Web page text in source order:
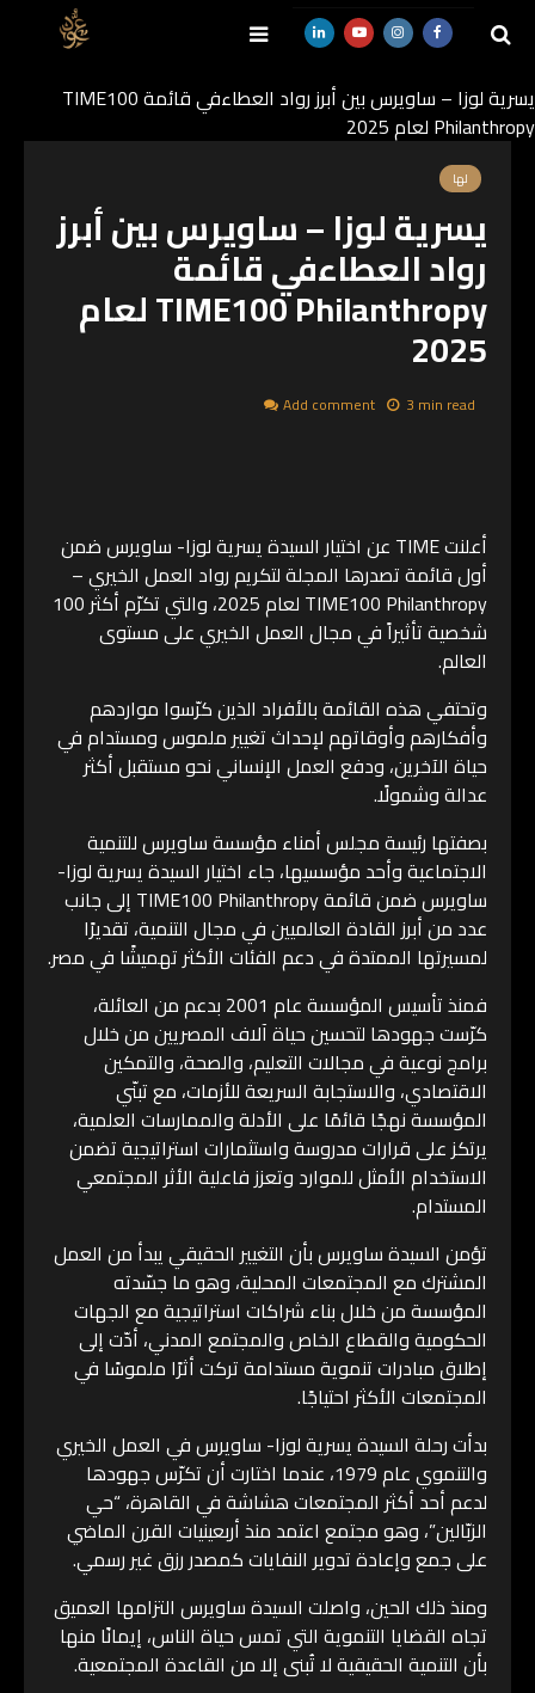
يسرية لوزا – ساويرس بين أبرز رواد العطاءفي قائمة TIME100
Philanthropy لعام 2025
لها
يسرية لوزا – ساويرس بين أبرز
رواد العطاءفي قائمة
TIME100 Philanthropy لعام
2025
3 min read
Add comment
أعلنت TIME عن اختيار السيدة يسرية لوزا- ساويرس ضمن
أول قائمة تصدرها المجلة لتكريم رواد العمل الخيري –
TIME100 Philanthropy لعام 2025، والتي تكرّم أكثر 100
شخصية تأثيراً في مجال العمل الخيري على مستوى
العالم.
وتحتفي هذه القائمة بالأفراد الذين كرّسوا مواردهم
وأفكارهم وأوقاتهم لإحداث تغيير ملموس ومستدام في
حياة الآخرين، ودفع العمل الإنساني نحو مستقبل أكثر
عدالة وشمولًا.
بصفتها رئيسة مجلس أمناء مؤسسة ساويرس للتنمية
الاجتماعية وأحد مؤسسيها، جاء اختيار السيدة يسرية لوزا-
ساويرس ضمن قائمة TIME100 Philanthropy إلى جانب
عدد من أبرز القادة العالميين في مجال التنمية، تقديرًا
لمسيرتها الممتدة في دعم الفئات الأكثر تهميشًا في مصر.
فمنذ تأسيس المؤسسة عام 2001 بدعم من العائلة،
كرّست جهودها لتحسين حياة آلاف المصريين من خلال
برامج نوعية في مجالات التعليم، والصحة، والتمكين
الاقتصادي، والاستجابة السريعة للأزمات، مع تبنّي
المؤسسة نهجًا قائمًا على الأدلة والممارسات العلمية،
يرتكز على قرارات مدروسة واستثمارات استراتيجية تضمن
الاستخدام الأمثل للموارد وتعزز فاعلية الأثر المجتمعي
المستدام.
تؤمن السيدة ساويرس بأن التغيير الحقيقي يبدأ من العمل
المشترك مع المجتمعات المحلية، وهو ما جسّدته
المؤسسة من خلال بناء شراكات استراتيجية مع الجهات
الحكومية والقطاع الخاص والمجتمع المدني، أدّت إلى
إطلاق مبادرات تنموية مستدامة تركت أثرًا ملموسًا في
المجتمعات الأكثر احتياجًا.
بدأت رحلة السيدة يسرية لوزا- ساويرس في العمل الخيري
والتنموي عام 1979، عندما اختارت أن تكرّس جهودها
لدعم أحد أكثر المجتمعات هشاشة في القاهرة، “حي
الزبّالين”، وهو مجتمع اعتمد منذ أربعينيات القرن الماضي
على جمع وإعادة تدوير النفايات كمصدر رزق غير رسمي.
ومنذ ذلك الحين، واصلت السيدة ساويرس التزامها العميق
تجاه القضايا التنموية التي تمس حياة الناس، إيمانًا منها
بأن التنمية الحقيقية لا تُبنى إلا من القاعدة المجتمعية.